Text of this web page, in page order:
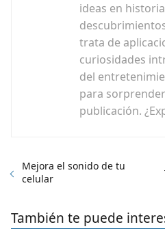
ideas en
trata de
curiosidades
del
para
publicación.
Mejora el sonido de tu
celular
También te puede